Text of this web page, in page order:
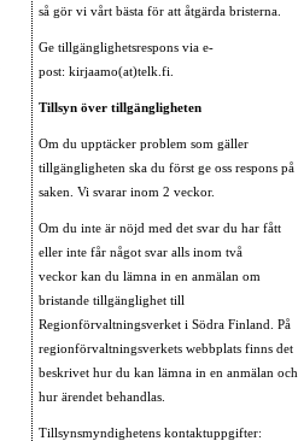
så gör vi vårt bästa för att åtgärda bristerna.
Ge tillgänglighetsrespons via e-
post: kirjaamo(at)telk.fi.
Tillsyn över tillgängligheten
Om du upptäcker problem som gäller
tillgängligheten ska du först ge oss respons på
saken. Vi svarar inom 2 veckor.
Om du inte är nöjd med det svar du har fått
eller inte får något svar alls inom två
veckor kan du lämna in en anmälan om
bristande tillgänglighet till
Regionförvaltningsverket i Södra Finland. På
regionförvaltningsverkets webbplats finns det
beskrivet hur du kan lämna in en anmälan och
hur ärendet behandlas.
Tillsynsmyndighetens kontaktuppgifter: